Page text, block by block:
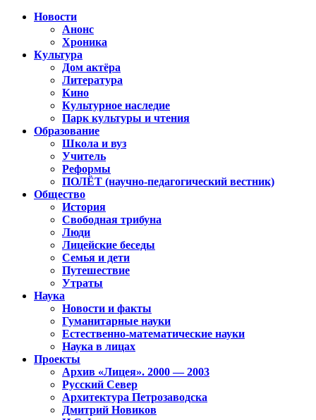
Новости
Анонс
Хроника
Культура
Дом актёра
Литература
Кино
Культурное наследие
Парк культуры и чтения
Образование
Школа и вуз
Учитель
Реформы
ПОЛЁТ (научно-педагогический вестник)
Общество
История
Свободная трибуна
Люди
Лицейские беседы
Семья и дети
Путешествие
Утраты
Наука
Новости и факты
Гуманитарные науки
Естественно-математические науки
Наука в лицах
Проекты
Архив «Лицея». 2000 — 2003
Русский Север
Архитектура Петрозаводска
Дмитрий Новиков